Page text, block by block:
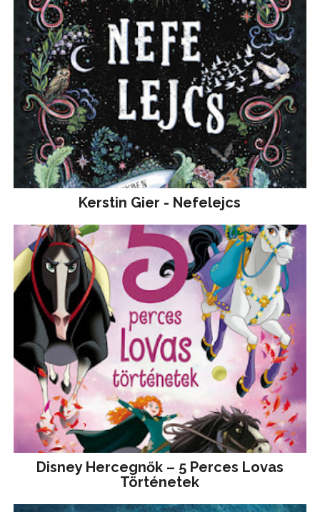
Kerstin Gier - Nefelejcs
Disney ​Hercegnők – 5 Perces Lovas
Történetek